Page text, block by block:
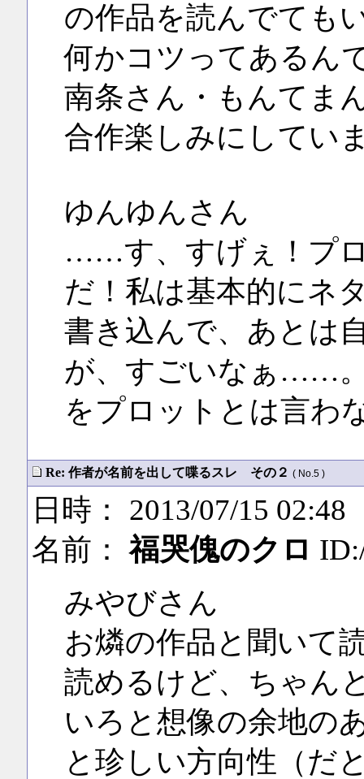
の作品を読んでても
何かコツってあるん
南条さん・もんてま
合作楽しみにしてい
ゆんゆんさん
……す、すげぇ！プ
だ！私は基本的にネ
書き込んで、あとは
が、すごいなぁ……
をプロットとは言
Re: 作者が名前を出して喋るスレ その２ ( No.5 )
日時： 2013/07/15 02:48
名前：福哭傀のクロ
みやびさん
お燐の作品と聞いて
読めるけど、ちゃん
いろと想像の余地の
と珍しい方向性（だ